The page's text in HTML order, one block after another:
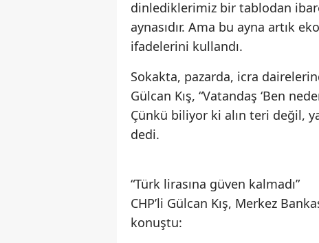
dinlediklerimiz bir tablodan
aynasıdır. Ama bu ayna artık
ifadelerini kullandı.
Sokakta, pazarda, icra
Gülcan Kış, “Vatandaş ‘Ben
Çünkü biliyor ki alın teri değil,
dedi.
“Türk lirasına güven kalmadı”
CHP’li Gülcan Kış, Merkez
konuştu: